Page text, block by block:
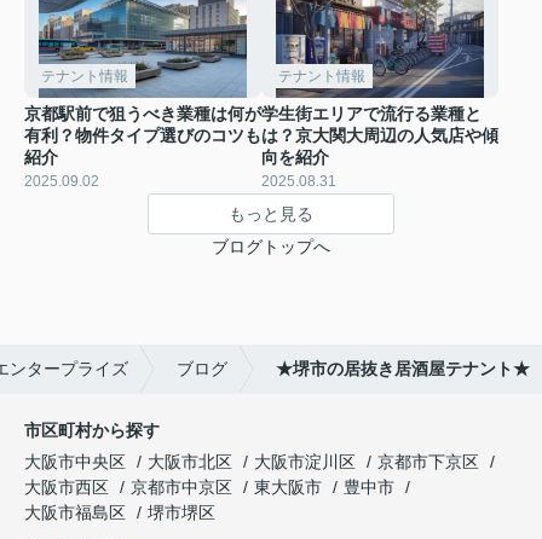
テナント情報
京都駅前で狙うべき業種は何が
有利？物件タイプ選びのコツも
紹介
2025.09.02
テナント情報
学生街エリアで流行る業種と
は？京大関大周辺の人気店や傾
向を紹介
2025.08.31
もっと見る
ブログトップへ
ンタープライズ ブログ ★堺市の居抜き居酒屋テナント★
市区町村から探す
大阪市中央区
大阪市北区 大阪市淀川区
京都市下京区
大阪市西区
京都市中京区 東大阪市
豊中市
大阪市福島区
堺市堺区